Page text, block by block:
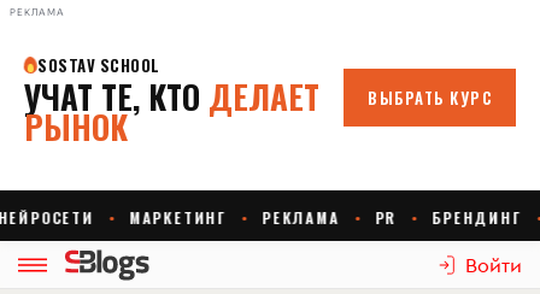
РЕКЛАМА
Войти